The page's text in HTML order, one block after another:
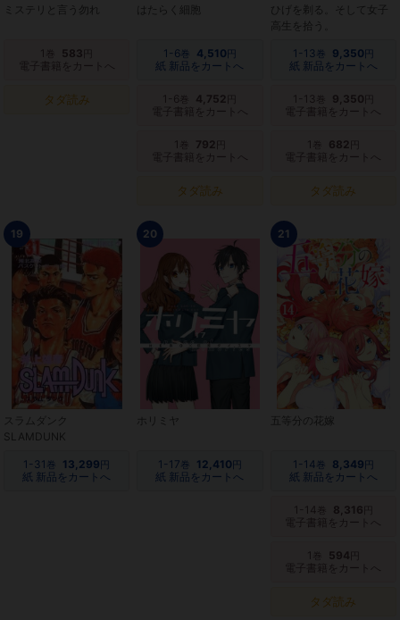
ミステリと言う勿れ
1 583
電子書籍をカートへ
タダ読み
はたらく細胞
1-6巻 4,510 円
紙 新品をカートへ
1-6 4,752
電子書籍をカートへ
1 792
電子書籍をカートへ
タダ読み
ひげを剃る。そして女子
高生を拾う。
1-13巻 9,350 円
紙 新品をカートへ
1-13 9,350
電子書籍をカートへ
1 682
電子書籍をカートへ
タダ読み
19
スラムダンク
SLAMDUNK
1-31 巻 13,299 円
紙 新品をカートへ
20
ホリミヤ
1-17巻 12,410 円
紙 新品をカートへ
21
五等分の花嫁
1-14巻 8,349 円
紙 新品をカートへ
1-14 巻 8,316
電子書籍をカートへ
1 巻 594
電子書籍をカートへ
タダ読み